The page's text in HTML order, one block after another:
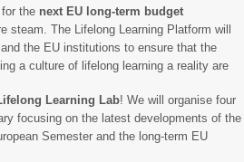
the next EU long-term budget
steam. The Lifelong Learning Platform will
the EU institutions to ensure that the
a culture of lifelong learning a reality are
Learning Lab! We will organise four
focusing on the latest developments of the
Semester and the long-term EU